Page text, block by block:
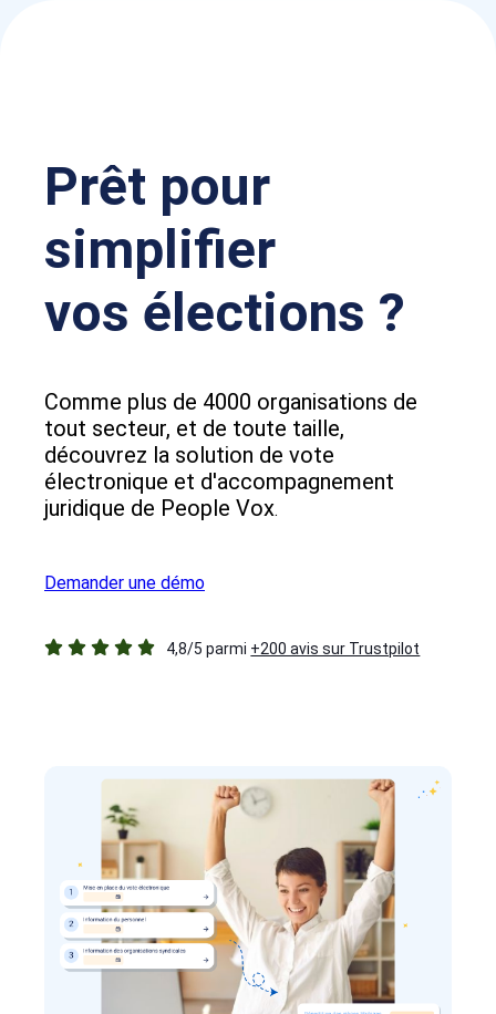
Prêt pour
simplifier
vos élections ?
Comme plus de 4000 organisations de
tout secteur, et de toute taille,
découvrez la solution de vote
électronique et d'accompagnement
juridique de People Vox.
Demander une démo
4,8/5 parmi +200 avis sur Trustpilot